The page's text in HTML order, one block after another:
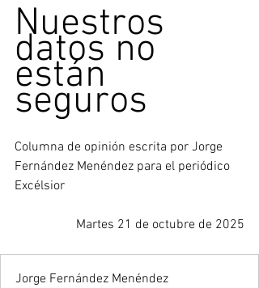
Nuestros
datos no
están
seguros
Columna de opinión escrita por ​Jorge
Fernández Menéndez para el periódico
Excélsior
Martes 21 de octubre de 2025
Jorge Fernández Menéndez